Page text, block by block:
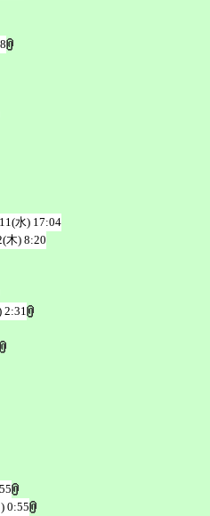
水) 17:04
木) 8:20
2:31
0:55